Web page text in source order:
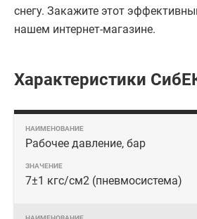
снегу. Закажите этот
нашем интернет-магазине.
Характеристики
Рабочее давление, бар
7±1 кгс/см2 (пневмосистема)